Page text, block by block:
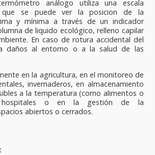
análogo utiliza una escala
se puede ver la posicion de la
y mínima a través de un indicador
de liquido ecológico, relleno capilar
En caso de rotura accidental del
daños al entorno o a la salud de las
en la agricultura, en el monitoreo de
invernaderos, en almacenamiento
a la temperatura (como alimentos o
hospitales o en la gestión de la
abiertos o cerrados.